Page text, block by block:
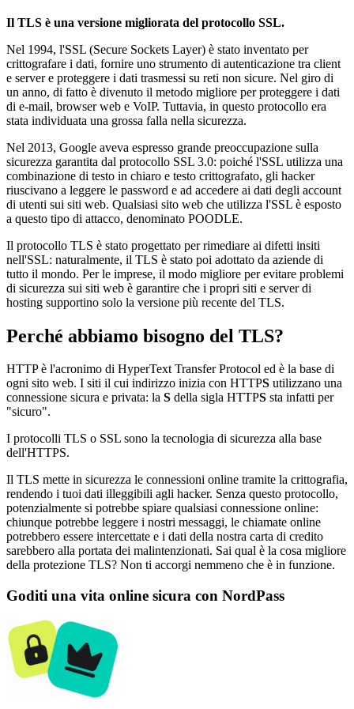
Il TLS è una versione migliorata del protocollo SSL.
Nel 1994, l'SSL (Secure Sockets Layer) è stato inventato per
crittografare i dati, fornire uno strumento di autenticazione tra client
e server e proteggere i dati trasmessi su reti non sicure. Nel giro di
un anno, di fatto è divenuto il metodo migliore per proteggere i dati
di e-mail, browser web e VoIP. Tuttavia, in questo protocollo era
stata individuata una grossa falla nella sicurezza.
Nel 2013, Google aveva espresso grande preoccupazione sulla
sicurezza garantita dal protocollo SSL 3.0: poiché l'SSL utilizza una
combinazione di testo in chiaro e testo crittografato, gli hacker
riuscivano a leggere le password e ad accedere ai dati degli account
di utenti sui siti web. Qualsiasi sito web che utilizza l'SSL è esposto
a questo tipo di attacco, denominato POODLE.
Il protocollo TLS è stato progettato per rimediare ai difetti insiti
nell'SSL: naturalmente, il TLS è stato poi adottato da aziende di
tutto il mondo. Per le imprese, il modo migliore per evitare problemi
di sicurezza sui siti web è garantire che i propri siti e server di
hosting supportino solo la versione più recente del TLS.
Perché abbiamo bisogno del TLS?
HTTP è l'acronimo di HyperText Transfer Protocol ed è la base di
ogni sito web. I siti il cui indirizzo inizia con HTTPS utilizzano una
connessione sicura e privata: la S della sigla HTTPS sta infatti per
"sicuro".
I protocolli TLS o SSL sono la tecnologia di sicurezza alla base
dell'HTTPS.
Il TLS mette in sicurezza le connessioni online tramite la crittografia,
rendendo i tuoi dati illeggibili agli hacker. Senza questo protocollo,
potenzialmente si potrebbe spiare qualsiasi connessione online:
chiunque potrebbe leggere i nostri messaggi, le chiamate online
potrebbero essere intercettate e i dati della nostra carta di credito
sarebbero alla portata dei malintenzionati. Sai qual è la cosa migliore
della protezione TLS? Non ti accorgi nemmeno che è in funzione.
Goditi una vita online sicura con NordPass